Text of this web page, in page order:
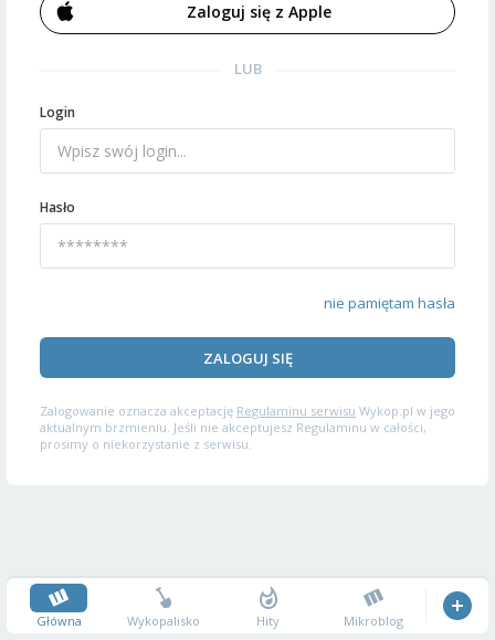
Zaloguj się z Apple
LUB
Login
Hasło
nie pamiętam hasła
ZALOGUJ SIĘ
Zalogowanie oznacza akceptację Regulaminu serwisu Wykop.pl w jego
aktualnym brzmieniu. Jeśli nie akceptujesz Regulaminu w całości,
prosimy o niekorzystanie z serwisu.
Główna Wykopalisko Hity Mikroblog